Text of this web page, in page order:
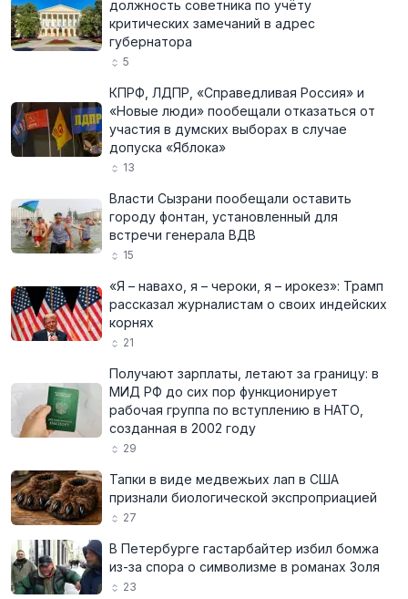
должность советника по учёту
критических замечаний в адрес
губернатора
5
КПРФ, ЛДПР, «Справедливая Россия» и
«Новые люди» пообещали отказаться от
участия в думских выборах в случае
допуска «Яблока»
13
Власти Сызрани пообещали оставить
городу фонтан, установленный для
встречи генерала ВДВ
15
«Я – навахо, я – чероки, я – ирокез»: Трамп
рассказал журналистам о своих индейских
корнях
21
Получают зарплаты, летают за границу: в
МИД РФ до сих пор функционирует
рабочая группа по вступлению в НАТО,
созданная в 2002 году
29
Тапки в виде медвежьих лап в США
признали биологической экспроприацией
27
В Петербурге гастарбайтер избил бомжа
из-за спора о символизме в романах Золя
23